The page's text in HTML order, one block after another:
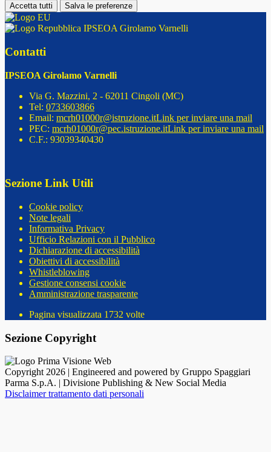
Accetta tutti Salva le preferenze
IPSEOA Girolamo Varnelli
Contatti
IPSEOA Girolamo Varnelli
Via G. Mazzini, 2 - 62011 Cingoli (MC)
Tel: 0733603866
Email: mcrh01000r@istruzione.itLink per inviare una mail
PEC: mcrh01000r@pec.istruzione.itLink per inviare una mail
C.F.: 93039340430
Sezione Link Utili
Cookie policy
Note legali
Informativa Privacy
Ufficio Relazioni con il Pubblico
Dichiarazione di accessibilità
Obiettivi di accessibilità
Whistleblowing
Gestione consensi cookie
Amministrazione trasparente
Pagina visualizzata 1732 volte
Sezione Copyright
Copyright 2026 | Engineered and powered by Gruppo Spaggiari
Parma S.p.A. | Divisione Publishing & New Social Media
Disclaimer trattamento dati personali